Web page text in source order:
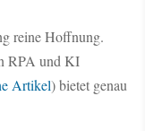
reine Hoffnung.
RPA und KI
Artikel) bietet genau